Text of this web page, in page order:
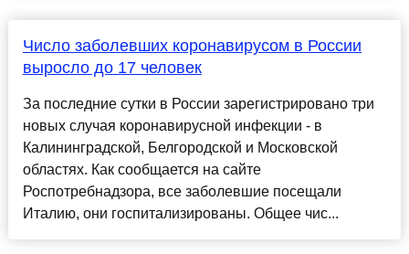
Число заболевших коронавирусом в России
выросло до 17 человек
За последние сутки в России зарегистрировано три
новых случая коронавирусной инфекции - в
Калининградской, Белгородской и Московской
областях. Как сообщается на сайте
Роспотребнадзора, все заболевшие посещали
Италию, они госпитализированы. Общее чис...